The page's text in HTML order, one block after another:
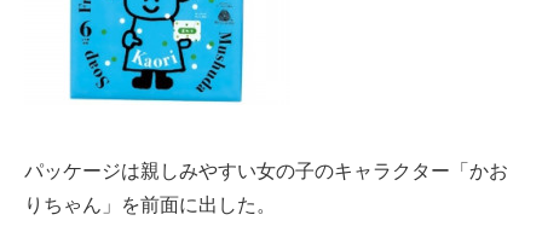
パッケージは親しみやすい女の子のキャラクター「かお
りちゃん」を前面に出した。